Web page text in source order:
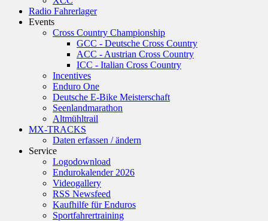
Radio Fahrerlager
Events
Cross Country Championship
GCC - Deutsche Cross Country
ACC - Austrian Cross Country
ICC - Italian Cross Country
Incentives
Enduro One
Deutsche E-Bike Meisterschaft
Seenlandmarathon
Altmühltrail
MX-TRACKS
Daten erfassen / ändern
Service
Logodownload
Endurokalender 2026
Videogallery
RSS Newsfeed
Kaufhilfe für Enduros
Sportfahrertraining